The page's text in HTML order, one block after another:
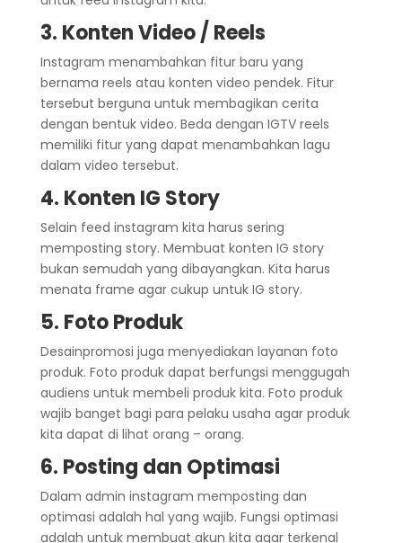
3. Konten Video / Reels
Instagram menambahkan fitur baru yang
bernama reels atau konten video pendek. Fitur
tersebut berguna untuk membagikan cerita
dengan bentuk video. Beda dengan IGTV reels
memiliki fitur yang dapat menambahkan lagu
dalam video tersebut.
4. Konten IG Story
Selain feed instagram kita harus sering
memposting story. Membuat konten IG story
bukan semudah yang dibayangkan. Kita harus
menata frame agar cukup untuk IG story.
5. Foto Produk
Desainpromosi juga menyediakan layanan foto
produk. Foto produk dapat berfungsi menggugah
audiens untuk membeli produk kita. Foto produk
wajib banget bagi para pelaku usaha agar produk
kita dapat di lihat orang – orang.
6. Posting dan Optimasi
Dalam admin instagram memposting dan
optimasi adalah hal yang wajib. Fungsi optimasi
adalah untuk membuat akun kita agar terkenal